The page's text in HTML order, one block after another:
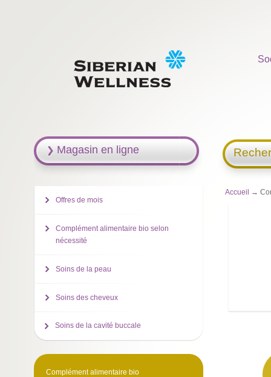
Accueil →
Magasin en ligne
Offres de mois
Complément alimentaire bio selon
nécessité
Soins de la peau
Soins des cheveux
Soins de la cavité buccale
Complément alimentaire bio